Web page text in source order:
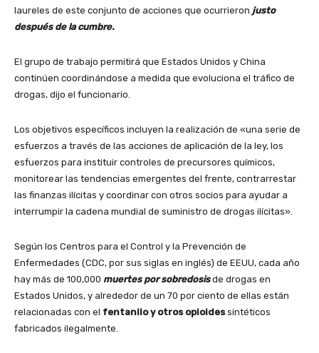
laureles de este conjunto de acciones que ocurrieron justo
después de la cumbre.
El grupo de trabajo permitirá que Estados Unidos y China
continúen coordinándose a medida que evoluciona el tráfico de
drogas, dijo el funcionario.
Los objetivos específicos incluyen la realización de «una serie de
esfuerzos a través de las acciones de aplicación de la ley, los
esfuerzos para instituir controles de precursores químicos,
monitorear las tendencias emergentes del frente, contrarrestar
las finanzas ilícitas y coordinar con otros socios para ayudar a
interrumpir la cadena mundial de suministro de drogas ilícitas».
Según los Centros para el Control y la Prevención de
Enfermedades (CDC, por sus siglas en inglés) de EEUU, cada año
hay más de 100,000 muertes por sobredosisde drogas en
Estados Unidos, y alrededor de un 70 por ciento de ellas están
relacionadas con el fentanilo y otros opioidessintéticos
fabricados ilegalmente.